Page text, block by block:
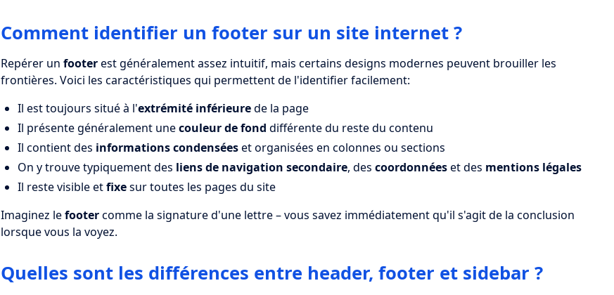
Comment identifier un footer sur un site internet ?
Repérer un footerest généralement assez intuitif, mais certains designs modernes peuvent brouiller les
frontières. Voici les caractéristiques qui permettent de l'identifier facilement:
Il est toujours situé à l'extrémité inférieurede la page
Il présente généralement unecouleur de fond différente du reste du contenu
Il contient des informations condenséeset organisées en colonnes ou sections
On y trouve typiquement des liens de navigation secondaire, des coordonnéeset des mentions légales
Il reste visible etfixesur toutes les pages du site
Imaginez lefootercomme la signature d'une lettre – vous savez immédiatement qu'il s'agit de la conclusion
lorsque vous la voyez.
Quelles sont les différences entre header, footer et sidebar ?